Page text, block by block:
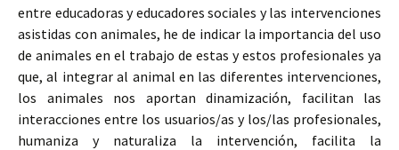
entre educadoras y educadores sociales y las intervenciones
asistidas con animales, he de indicar la importancia del uso
de animales en el trabajo de estas y estos profesionales ya
que, al integrar al animal en las diferentes intervenciones,
los animales nos aportan dinamización, facilitan las
interacciones entre los usuarios/as y los/las profesionales,
humaniza y naturaliza la intervención, facilita la